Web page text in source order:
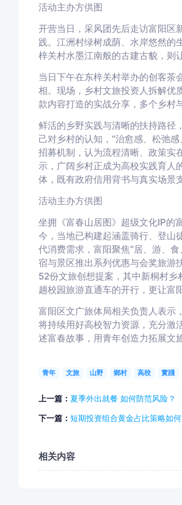
活动主办方供图
开营当日，采风团先后走访富阳区
践。江洲村绿树成荫、水岸悠然的
梓关村水墨江南般的古建古貌，则
当日下午在东梓关村举办的创客茶
相。现场，乡村文旅投资人拆解优
款内容打造的实战分享，多个乡村
鲜活的乡野实践与清晰的扶持路径
己对乡村的认知，“治愈感、松弛
招募机制，认为流程清晰、政策实
示，广阔乡村正成为高校实践育人
体，既有政府信用背书与真实场景
活动主办方供图
坐拥《富春山居图》超级文化IP的
今，当地已构建起涵盖骑行、登山
代消费需求，富阳聚焦“居、游、
宿与景区推出系列优惠与会奖旅游
52份文旅创想提案，其中新桐村乡
趟校园旅游直通车的开行，更让富
富阳区文广旅体局相关负责人表示
将持续用好高校智力资源，充分激
述富春故事，用青年创造力拓展文
青年 文旅 山野 鄉村 高校 實踐
上一篇： 夏季外出就餐 如何防范风险？
下一篇： 短期投资组合黄金占比策略如何
相关内容